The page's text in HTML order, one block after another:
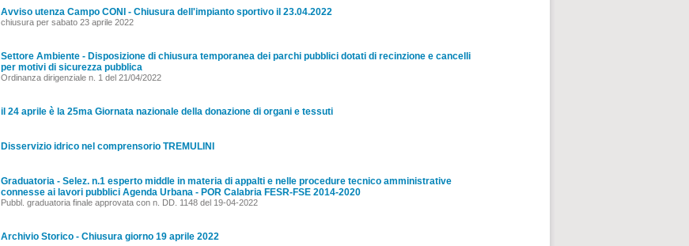
Avviso utenza Campo CONI - Chiusura dell'impianto sportivo il 23.04.2022
chiusura per sabato 23 aprile 2022
Settore Ambiente - Disposizione di chiusura temporanea dei parchi pubblici dotati di recinzione e cancelli
per motivi di sicurezza pubblica
Ordinanza dirigenziale n. 1 del 21/04/2022
il 24 aprile è la 25ma Giornata nazionale della donazione di organi e tessuti
Disservizio idrico nel comprensorio TREMULINI
Graduatoria - Selez. n.1 esperto middle in materia di appalti e nelle procedure tecnico amministrative
connesse ai lavori pubblici Agenda Urbana - POR Calabria FESR-FSE 2014-2020
Pubbl. graduatoria finale approvata con n. DD. 1148 del 19-04-2022
Archivio Storico - Chiusura giorno 19 aprile 2022